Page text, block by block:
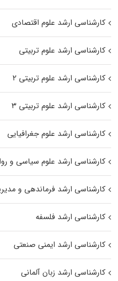
کارشناسی ارشد علوم اقتصادی
کارشناسی ارشد علوم تربیتی
کارشناسی ارشد علوم تربیتی ۲
کارشناسی ارشد علوم تربیتی ۳
کارشناسی ارشد علوم جغرافیایی
کارشناسی ارشد علوم سیاسی و
کارشناسی ارشد فرماندهی و
کارشناسی ارشد فلسفه
کارشناسی ارشد ایمنی صنعتی
کارشناسی ارشد زبان آلمانی